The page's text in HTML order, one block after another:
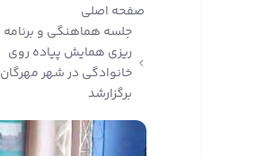
صفحه اصلی
جلسه هماهنگی و برنامه
ریزی همایش پیاده روی
خانوادگی در شهر مهرگان
برگزارشد